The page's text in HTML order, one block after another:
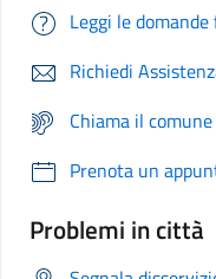
Leggi le
Richiedi
Chiama il
Prenota un
Problemi in città